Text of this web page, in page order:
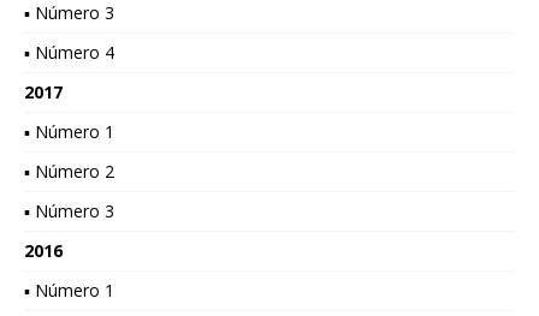
▪ Número 3
▪ Número 4
2017
▪ Número 1
▪ Número 2
▪ Número 3
2016
▪ Número 1